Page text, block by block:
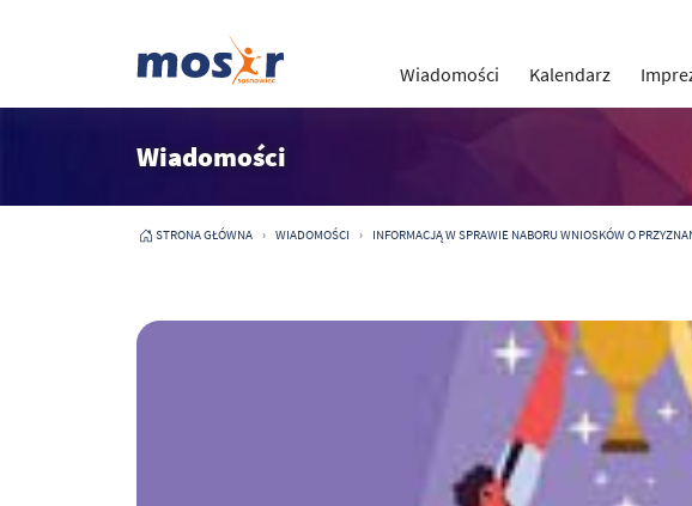
Wiadomości Kalendarz
Wiadomości
STRONA GŁÓWNA WIADOMOŚCI INFORMACJĄ W SPRAWIE NABORU WNIOSKÓW O